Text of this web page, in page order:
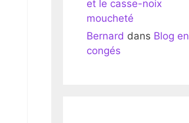
et le casse-noix
moucheté
Bernard dans Blog en
congés